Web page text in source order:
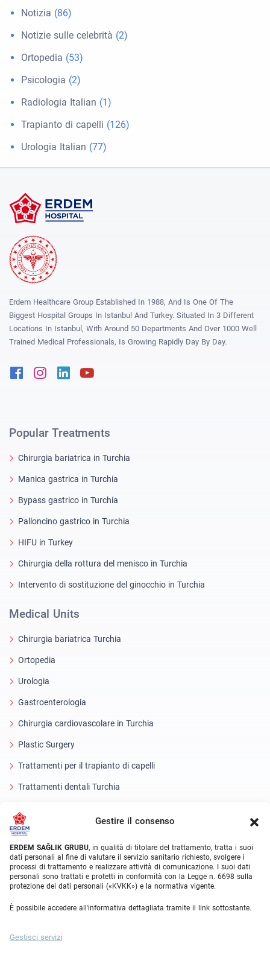
Gestire il consenso
ERDEM SAĞLIK GRUBU, in qualità di titolare del trattamento, tratta i suoi
dati personali al fine di valutare il servizio sanitario richiesto, svolgere i
processi di trattamento e realizzare attività di comunicazione. I suoi dati
personali sono trattati e protetti in conformità con la Legge n. 6698 sulla
protezione dei dati personali («KVKK») e la normativa vigente.
È possibile accedere all'informativa dettagliata tramite il link sottostante.
Gestisci servizi
Notizia (86)
Notizie sulle celebrità (2)
Ortopedia (53)
Psicologia (2)
Radiologia Italian (1)
Trapianto di capelli (126)
Urologia Italian (77)
Erdem Healthcare Group Established In 1988, And Is One Of The
Biggest Hospital Groups In Istanbul And Turkey. Situated In 3 Different
Locations In Istanbul, With Around 50 Departments And Over 1000 Well
Trained Medical Professionals, Is Growing Rapidly Day By Day.
FacebookInstagram
Linkedin
Popular Treatments
Chirurgia bariatrica in Turchia
Manica gastrica in Turchia
Bypass gastrico in Turchia
Palloncino gastrico in Turchia
HIFU in Turkey
Chirurgia della rottura del menisco in Turchia
Intervento di sostituzione del ginocchio in Turchia
Medical Units
Chirurgia bariatrica Turchia
Ortopedia
Urologia
Gastroenterologia
Chirurgia cardiovascolare in Turchia
Plastic Surgery
Trattamenti per il trapianto di capelli
Trattamenti dentali Turchia
About Erdem
Chi siamo
Unità mediche
Squadra medica